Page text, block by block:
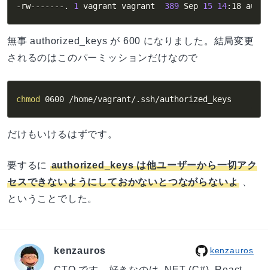
-rw-------. 1 vagrant vagrant 389 Sep 15 14:18
無事 authorized_keys が 600 になりました。結局変更
されるのはこのパーミッションだけなので
chmod 0600 /home/vagrant/.ssh/authorized_keys
だけもいけるはずです。
要するに authorized_keys は他ユーザーから一切アク
セスできないようにしておかないとつながらないよ
ということでした。
kenzauros kenzauros